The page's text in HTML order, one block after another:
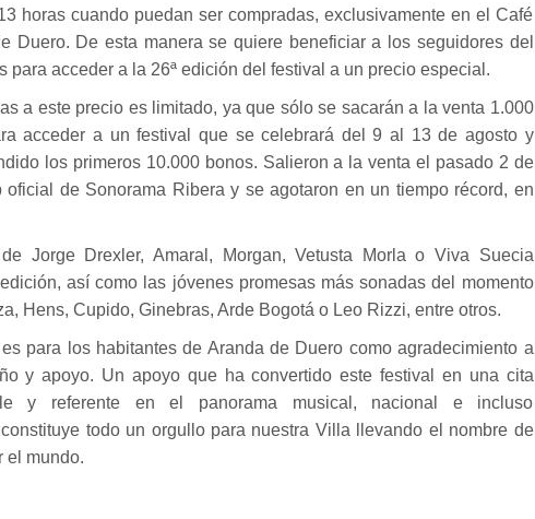
horas cuando puedan ser compradas, exclusivamente en el Café
Duero. De esta manera se quiere beneficiar a los seguidores del
para acceder a la 26ª edición del festival a un precio especial.
a este precio es limitado, ya que sólo se sacarán a la venta 1.000
acceder a un festival que se celebrará del 9 al 13 de agosto y
los primeros 10.000 bonos. Salieron a la venta el pasado 2 de
de Sonorama Ribera y se agotaron en un tiempo récord, en
Jorge Drexler, Amaral, Morgan, Vetusta Morla o Viva Suecia
así como las jóvenes promesas más sonadas del momento
Hens, Cupido, Ginebras, Arde Bogotá o Leo Rizzi, entre otros.
para los habitantes de Aranda de Duero como agradecimiento a
y apoyo. Un apoyo que ha convertido este festival en una cita
y referente en el panorama musical, nacional e incluso
todo un orgullo para nuestra Villa llevando el nombre de
el mundo.